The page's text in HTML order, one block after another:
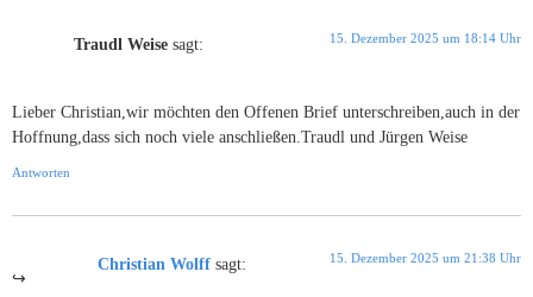
Traudl Weise sagt: 15. Dezember 2025 um 18:14 Uhr
Lieber Christian,wir möchten den Offenen Brief unterschreiben,auch in der
Hoffnung,dass sich noch viele anschließen.Traudl und Jürgen Weise
Antworten
Christian Wolff sagt: 15. Dezember 2025 um 21:38 Uhr